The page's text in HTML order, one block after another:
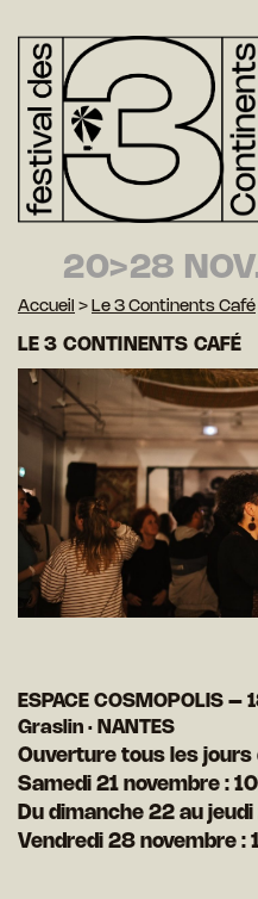
20>28
Accueil > Le 3 Continents Café
LE 3 CONTINENTS CAFÉ
ESPACE COSMOPOLIS
Graslin · NANTES
Ouverture tous les jours
Samedi 21 novembre :
Du dimanche 22 au
Vendredi 28 novembre :